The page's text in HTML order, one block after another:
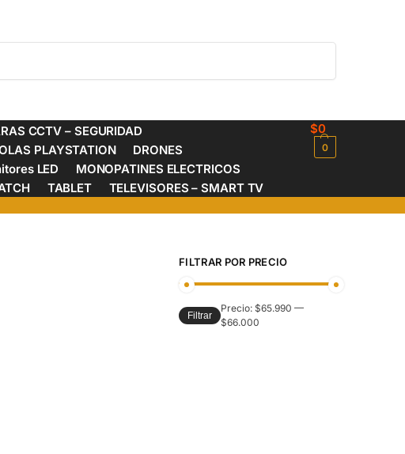
CCTV – SEGURIDAD
PLAYSTATION
DRONES
LED
MONOPATINES ELECTRICOS
TABLET TELEVISORES – SMART TV
$0
0
FILTRAR POR PRECIO
Filtrar
Precio: $65.990 —
$66.000